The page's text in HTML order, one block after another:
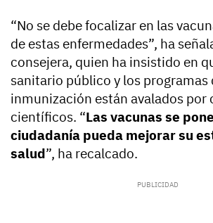
“No se debe focalizar en las
de estas enfermedades”, ha
consejera, quien ha insistido en
sanitario público y los programas
inmunización están avalados por
científicos. “Las vacunas se
ciudadanía pueda mejorar su
salud”, ha recalcado.